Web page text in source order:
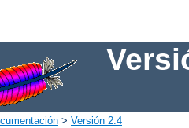
> Versión 2.4